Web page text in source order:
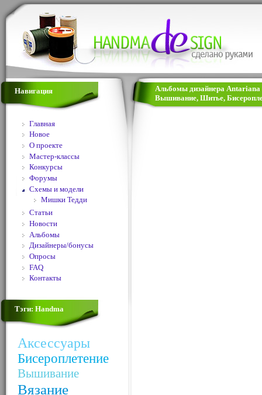
Навигация
Главная
Новое
О проекте
Мастер-классы
Конкурсы
Форумы
Схемы и модели
Мишки Тедди
Статьи
Новости
Альбомы
Дизайнеры/бонусы
Опросы
FAQ
Контакты
Тэги: Handma
Аксессуары
Бисероплетение
Вышивание
Вязание
Альбомы дизайнера Antariana
Вышивание, Шитье,